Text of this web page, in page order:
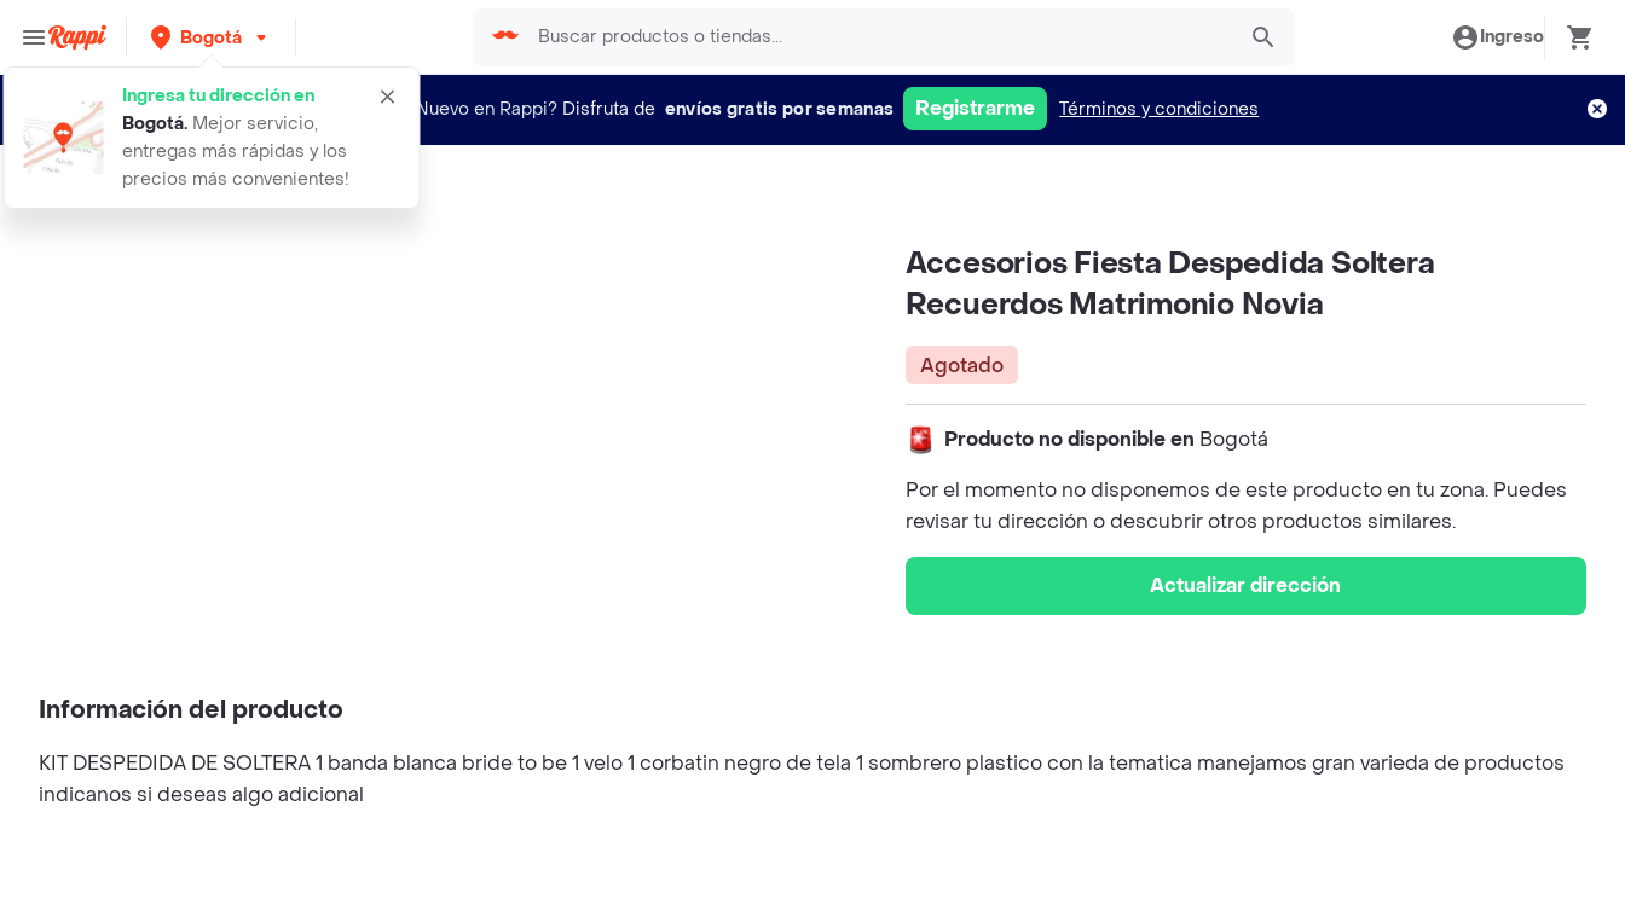
Bogotá
Ingresa tu dirección en
Bogotá. Mejor servicio,
entregas más rápidas y los
precios más convenientes!
Ingreso
¿Nuevo en Rappi? Disfruta de envíos gratis por semanas Registrarme Términos y condiciones
accesorios fiesta despedida soltera
Accesorios Fiesta Despedida Soltera
Recuerdos Matrimonio Novia
Agotado
Producto no disponible en Bogotá
Por el momento no disponemos de este producto en tu zona. Puedes
revisar tu dirección o descubrir otros productos similares.
Actualizar dirección
Información del producto
KIT DESPEDIDA DE SOLTERA 1 banda blanca bride to be 1 velo 1 corbatin negro de tela 1 sombrero plastico con la tematica manejamos gran varieda de productos
indicanos si deseas algo adicional